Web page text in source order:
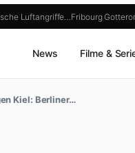
Luftangriffe… Fribourg
News Filme &
Kiel: Berliner…